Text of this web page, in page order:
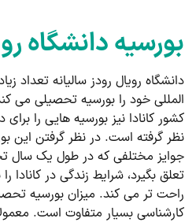
بورسیه دانشگاه
دانشگاه رویال رودز سالیانه تعداد
المللی خود را بورسیه تحصیلی می
کشور کانادا نیز بورسیه هایی را
نظر گرفته است. در نظر گرفتن این
جوایز مختلفی که در طول یک سال
تعلق بگیرد، شرایط زندگی در کانادا
راحت تر می کند. میزان بورسیه